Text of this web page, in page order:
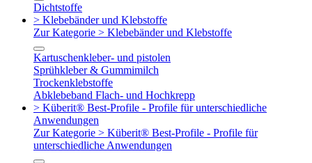
Dichtstoffe
> Klebebänder und Klebstoffe
Zur Kategorie > Klebebänder und Klebstoffe
Kartuschenkleber- und pistolen
Sprühkleber & Gummimilch
Trockenklebstoffe
Abklebeband Flach- und Hochkrepp
> Küberit® Best-Profile - Profile für unterschiedliche
Anwendungen
Zur Kategorie > Küberit® Best-Profile - Profile für
unterschiedliche Anwendungen